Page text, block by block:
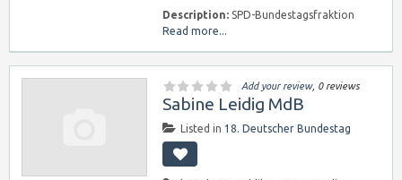
Description: SPD-Bundestagsfraktion
Read more...
Add your review, 0 reviews
Sabine Leidig MdB
Listed in 18. Deutscher Bundestag